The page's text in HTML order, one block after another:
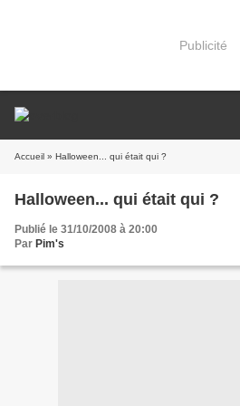
Publicité
Accueil » Halloween... qui était qui ?
Halloween... qui était qui ?
Publié le 31/10/2008 à 20:00
Par Pim's